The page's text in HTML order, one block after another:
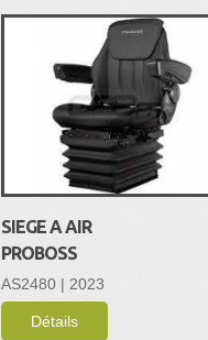
SIEGE A AIR
PROBOSS
AS2480 | 2023
Détails